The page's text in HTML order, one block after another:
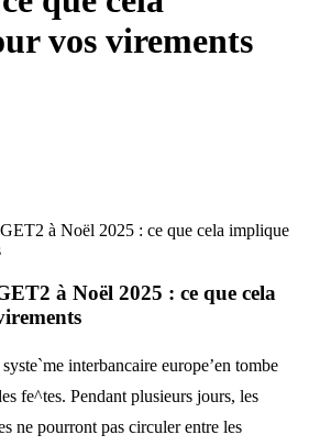
vos virements
à Noël 2025 : ce que cela implique
à Noël 2025 : ce que cela
interbancaire europe’en tombe
fe^tes. Pendant plusieurs jours, les
ne pourront pas circuler entre les